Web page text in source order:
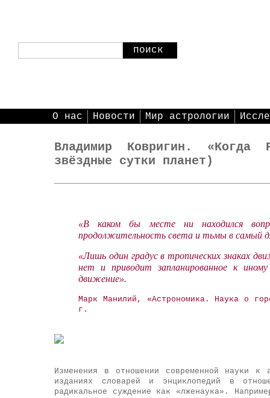
поиск
О нас Новости Мир астрологии
Владимир Ковригин.
звёздные сутки планет)
«В каком бы месте ни находился
продолжительность света и тьмы в самый
«Лишь один градус в тропических знаках
нет и приводит запланированное к
движение».
Марк
Манилий, «Астрономика. Наука о
г.
Изменения в отношении современной науки
изданиях словарей и энциклопедий в
радикальное суждение как «лженаука».